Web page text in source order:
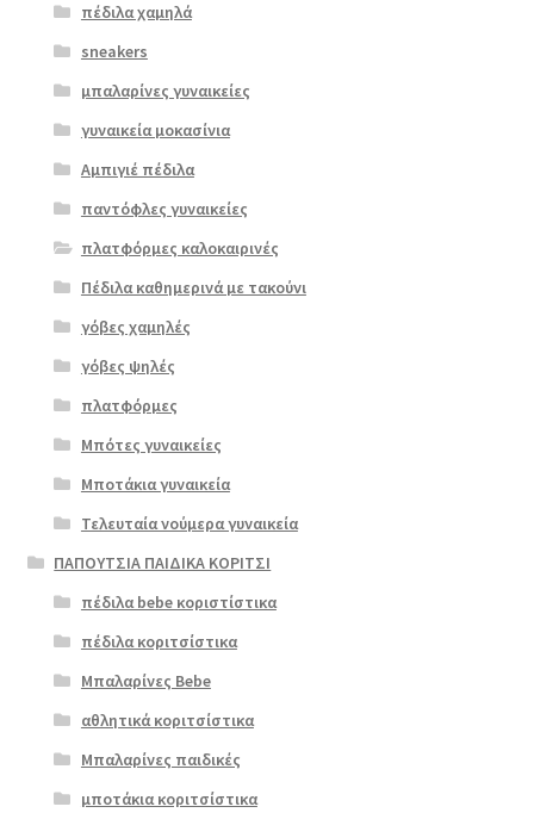
Επιλο
πέδιλα χαμηλά
sneakers
μπαλαρίνες γυναικείες
γυναικεία μοκασίνια
Αμπιγιέ πέδιλα
παντόφλες γυναικείες
πλατφόρμες καλοκαιρινές
Πέδιλα καθημερινά με τακούνι
γόβες χαμηλές
γόβες ψηλές
πλατφόρμες
Μπότες γυναικείες
Μποτάκια γυναικεία
Τελευταία νούμερα γυναικεία
ΠΑΠΟΥΤΣΙΑ ΠΑΙΔΙΚΑ ΚΟΡΙΤΣΙ
πέδιλα bebe κοριστίστικα
πέδιλα κοριτσίστικα
Μπαλαρίνες Bebe
αθλητικά κοριτσίστικα
Μπαλαρίνες παιδικές
μποτάκια κοριτσίστικα